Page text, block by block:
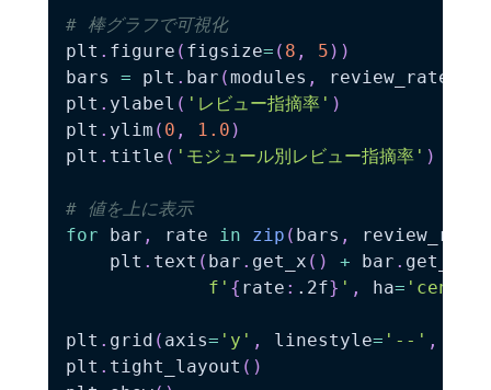
# 棒グラフで可視化
plt . figure ( figsize= ( 8 , 5 ) )
bars = plt . bar (modules , review_rates
plt . ylabel ( 'レビュー指摘率' )
plt . ylim ( 0 , 1.0 )
plt . title ( 'モジュール別レビュー指摘率' )
# 値を上に表示
for bar , rate in zip ( bars ,
    plt
. text ( bar . get_x ( ) + bar .
f' { rate : .2f} ' , ha=
plt . grid ( axis= 'y' , linestyle= '--' ,
plt . tight_layout ( )